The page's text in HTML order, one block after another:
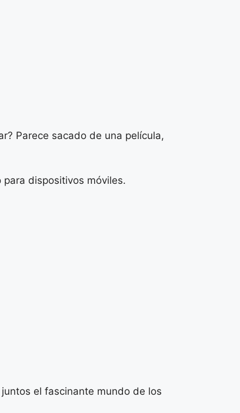
Parece sacado de una película,
dispositivos móviles.
el fascinante mundo de los